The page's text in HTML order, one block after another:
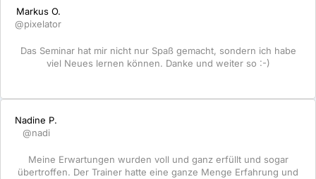
Markus O.
@pixelator
Das Seminar hat mir nicht nur Spaß gemacht, sondern ich habe
viel Neues lernen können. Danke und weiter so :-)
Nadine P.
@nadi
Meine Erwartungen wurden voll und ganz erfüllt und sogar
übertroffen. Der Trainer hatte eine ganze Menge Erfahrung und